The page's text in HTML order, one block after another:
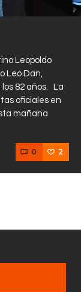
Leopoldo
Leo Dan,
82 años. La
oficiales en
mañana
0 2